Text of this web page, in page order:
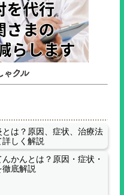
とは？原因、症状、治療法
詳しく解説
かんとは？原因・症状・
底解説